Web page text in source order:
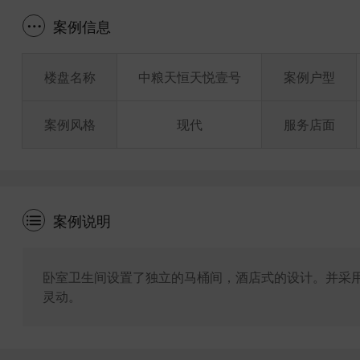
案例信息
楼盘名称
案例风格
中粮天恒天悦壹号
现代
案例户型
服务店面
案例说明
卧室卫生间设置了独立的马桶间，酒店式的设计。并
灵动。